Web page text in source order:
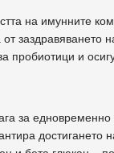
на имунните
и
за
достигането